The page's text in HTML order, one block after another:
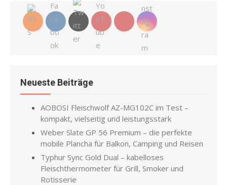
Neueste Beiträge
AOBOSI Fleischwolf AZ-MG102C im Test –
kompakt, vielseitig und leistungsstark
Weber Slate GP 56 Premium – die perfekte
mobile Plancha für Balkon, Camping und Reisen
Typhur Sync Gold Dual – kabelloses
Fleischthermometer für Grill, Smoker und
Rotisserie